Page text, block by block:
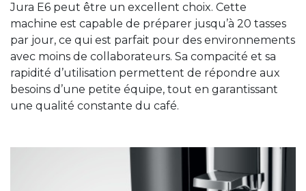
Jura E6 peut être un excellent choix. Cette
machine est capable de préparer jusqu’à 20 tasses
par jour, ce qui est parfait pour des environnements
avec moins de collaborateurs. Sa compacité et sa
rapidité d’utilisation permettent de répondre aux
besoins d’une petite équipe, tout en garantissant
une qualité constante du café.